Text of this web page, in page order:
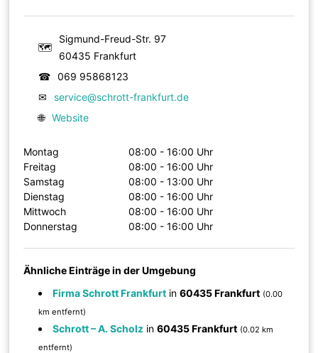
🗺
Sigmund-Freud-Str. 97
60435 Frankfurt
☎
069 95868123
✉
service@schrott-frankfurt.de
🌐 Website
Montag
08:00 - 16:00 Uhr
Freitag
08:00 - 16:00 Uhr
Samstag
08:00 - 13:00 Uhr
Dienstag
08:00 - 16:00 Uhr
Mittwoch
08:00 - 16:00 Uhr
Donnerstag
08:00 - 16:00 Uhr
Ähnliche Einträge in der Umgebung
Firma Schrott Frankfurt in60435 Frankfurt (0.00
km entfernt)
Schrott – A. Scholz in60435 Frankfurt (0.02 km
entfernt)